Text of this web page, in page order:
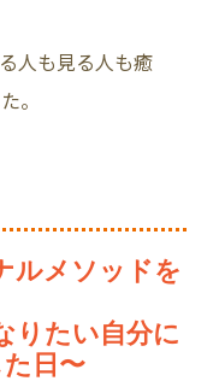
人も見る人も癒
。
ルメソッドを
りたい自分に
日〜